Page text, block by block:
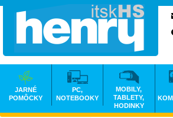
JARNÉ
POMÔCKY
PC,
NOTEBOOKY
MOBILY,
TABLETY,
HODINKY